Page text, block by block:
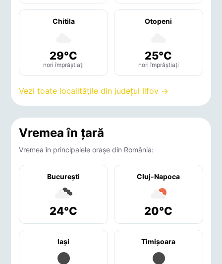
Chitila
29°C
nori împrăștiați
Otopeni
25°C
nori împrăștiați
Vezi toate localitățile din județul Ilfov →
Vremea în țară
Vremea în principalele orașe din România:
București
24°C
Cluj-Napoca
20°C
Iaşi Timişoara